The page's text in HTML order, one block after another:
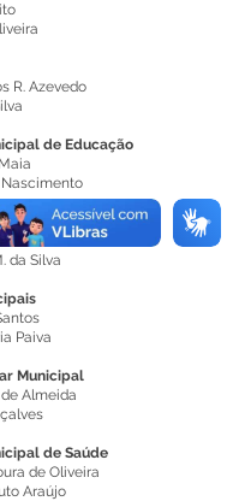
R. Azevedo
de Educação
de Educação
da Silva
Paiva
Municipal
Almeida
de Saúde
de Oliveira
Araújo